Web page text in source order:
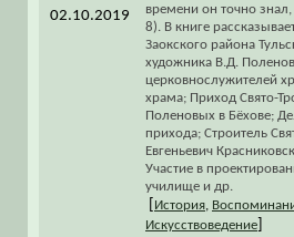
02.10.2019
времени он точно
8). В книге
Заокского района
художника В.Д.
церковнослужителей
храма; Приход Свято-
Поленовых в Бёхове;
прихода; Строитель
Евгеньевич
Участие в
училище и др.
История
Искусствоведение